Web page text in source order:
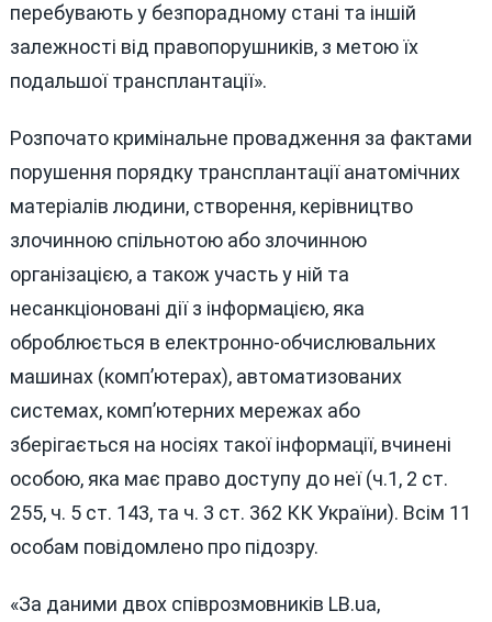
перебувають у безпорадному стані та іншій
залежності від правопорушників, з метою їх
подальшої трансплантації».
Розпочато кримінальне провадження за фактами
порушення порядку трансплантації анатомічних
матеріалів людини, створення, керівництво
злочинною спільнотою або злочинною
організацією, а також участь у ній та
несанкціоновані дії з інформацією, яка
оброблюється в електронно-обчислювальних
машинах (комп’ютерах), автоматизованих
системах, комп’ютерних мережах або
зберігається на носіях такої інформації, вчинені
особою, яка має право доступу до неї (ч.1, 2 ст.
255, ч. 5 ст. 143, та ч. 3 ст. 362 КК України). Всім 11
особам повідомлено про підозру.
«За даними двох співрозмовників LB.ua,